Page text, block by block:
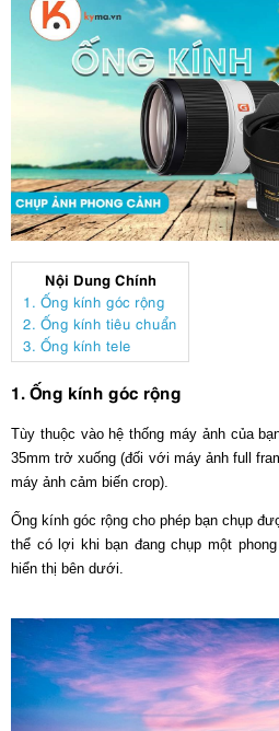
Nội Dung Chính
1. Ống kính góc rộng
2. Ống kính tiêu chuẩn
3. Ống kính tele
1. Ống kính góc rộng
Tùy thuộc vào hệ thống máy ảnh của
35mm trở xuống (đối với máy ảnh full
máy ảnh cảm biến crop).
Ống kính góc rộng cho phép bạn chụp
thể có lợi khi bạn đang chụp một
hiển thị bên dưới.